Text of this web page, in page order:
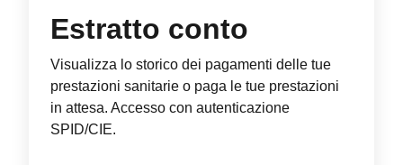
Estratto conto
Visualizza lo storico dei pagamenti delle tue
prestazioni sanitarie o paga le tue prestazioni
in attesa. Accesso con autenticazione
SPID/CIE.